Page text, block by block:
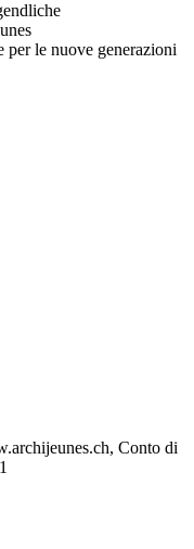
per le nuove generazioni
Conto di